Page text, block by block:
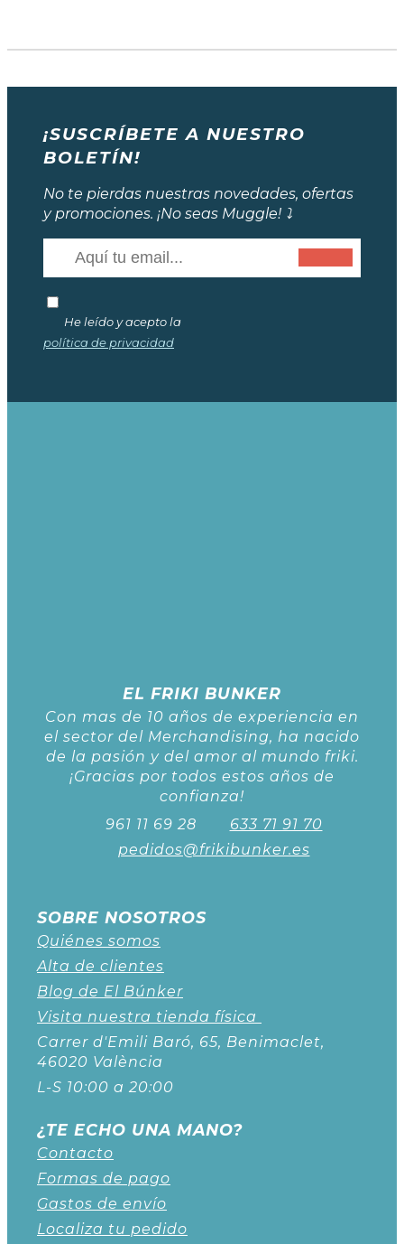
¡SUSCRÍBETE A NUESTRO
BOLETÍN!
No te pierdas nuestras novedades, ofertas
y promociones. ¡No seas Muggle! ⤵️
He leído y acepto la
política de privacidad
EL FRIKI BUNKER
Con mas de 10 años de experiencia en
el sector del Merchandising, ha nacido
de la pasión y del amor al mundo friki.
¡Gracias por todos estos años de
confianza!
961 11 69 28
633 71 91 70
pedidos@frikibunker.es
SOBRE NOSOTROS
Quiénes somos
Alta de clientes
Blog de El Búnker
Visita nuestra tienda física
Carrer d'Emili Baró, 65, Benimaclet,
46020 València
L-S 10:00 a 20:00
¿TE ECHO UNA MANO?
Contacto
Formas de pago
Gastos de envío
Localiza tu pedido